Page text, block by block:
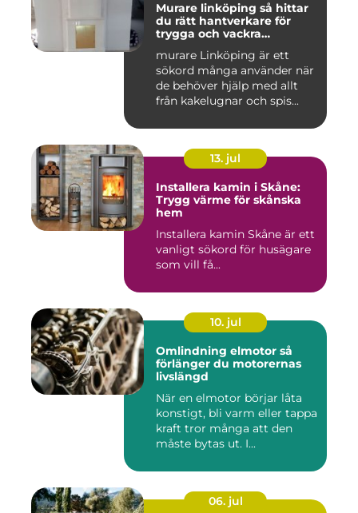
Murare linköping så hittar
du rätt hantverkare för
trygga och vackra
murare Linköping är ett
sökord många använder när
de behöver hjälp med allt
från kakelugnar och spis...
13. jul
Installera kamin i Skåne:
Trygg värme för skånska
hem
Installera kamin Skåne är ett
vanligt sökord för husägare
som vill få...
10. jul
Omlindning elmotor så
förlänger du motorernas
livslängd
När en elmotor börjar låta
konstigt, bli varm eller tappa
kraft tror många att den
måste bytas ut. I...
06. jul